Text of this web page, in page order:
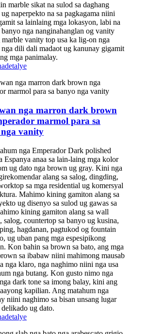
marble sikat na sulod sa daghang
naperpekto na sa pagkagama niini
sa lainlaing mga lokasyon, labi na
banyo nga nanginahanglan og vanity
vanity top usa ka lig-on nga
nga dili dali madaot ug kanunay gigamit
mga panimalay.
detalye
nga marron dark brown
marmol para sa
vanity
nga Emperador Dark polished
Espanya anaa sa lain-laing mga kolor
ug dato nga brown ug gray. Kini nga
alang sa salog, dingding,
sa mga residential ug komersyal
Mahimo kining gamiton alang sa
ug disenyo sa sulod ug gawas sa
kining gamiton alang sa wall
salog, countertop sa banyo ug kusina,
hagdanan, pagtukod og fountain
ug uban pang mga espesipikong
Kon bahin sa brown sa bato, ang mga
sa ibabaw niini mahimong mausab
nga klaro, nga naghimo niini nga usa
nga butang. Kon gusto nimo nga
dark tone sa imong balay, kini ang
kapilian. Ang matahum nga
niini naghimo sa bisan unsang lugar
ug dato.
detalye